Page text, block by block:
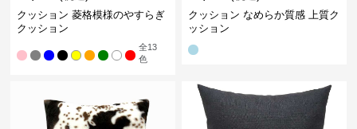
クッション 菱格模様のやすらぎ
クッション
全13
色
クッション なめらか質感 上質ク
ッション